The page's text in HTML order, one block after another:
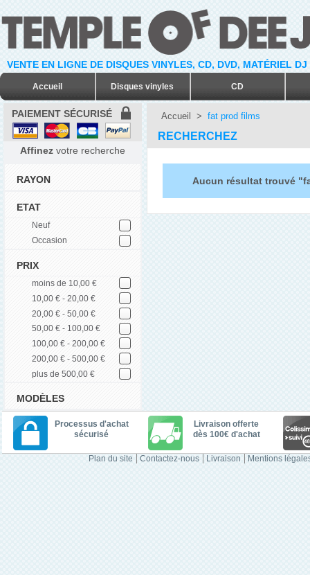
VENTE EN LIGNE DE DISQUES VINYLES, CD, DVD, MATÉRIEL
Accueil Disques vinyles CD
PAIEMENT SÉCURISÉ
Affinez votre recherche
RAYON
ETAT
Neuf
Occasion
PRIX
moins de 10,00 €
10,00 € - 20,00 €
20,00 € - 50,00 €
50,00 € - 100,00 €
100,00 € - 200,00 €
200,00 € - 500,00 €
plus de 500,00 €
MODÈLES
Accueil > fat prod films
RECHERCHEZ
Aucun résultat trouvé
Processus d'achat
sécurisé
Livraison offerte
dès 100€ d'achat
Plan du site Contactez-nous Livraison Mentions